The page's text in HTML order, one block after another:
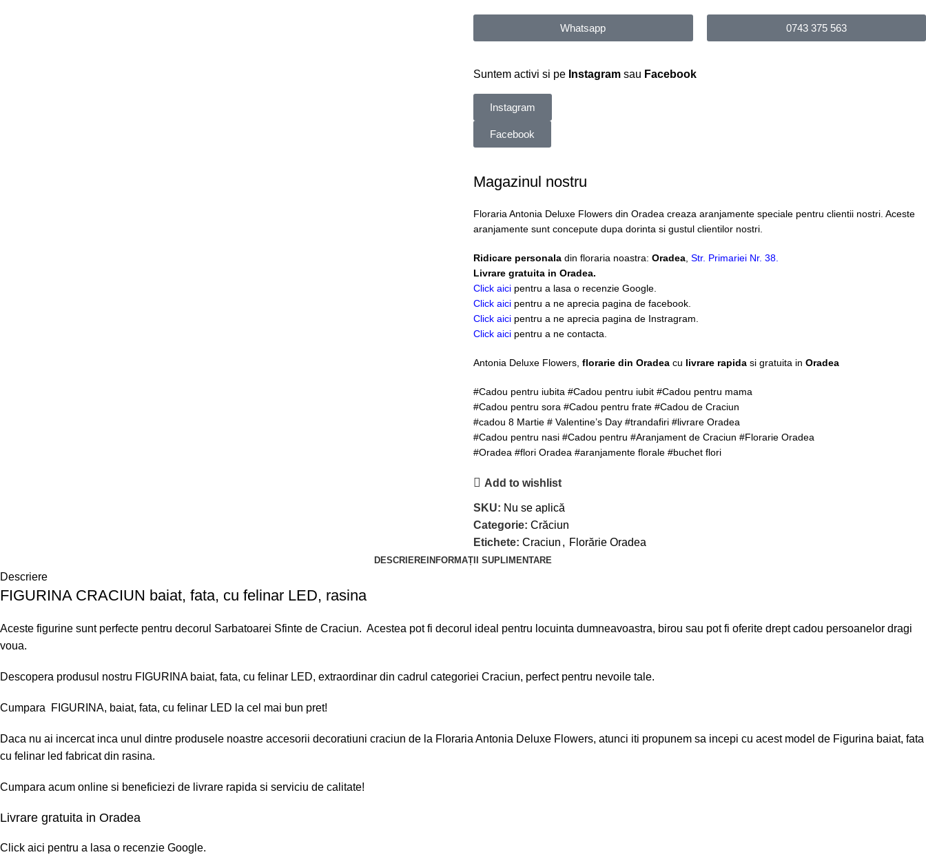
Whatsapp 0743 375 563
Suntem activi si pe Instagram sau Facebook
Instagram
Facebook
Magazinul nostru
Floraria Antonia Deluxe Flowers din Oradea creaza aranjamente speciale pentru clientii nostri. Aceste
aranjamente sunt concepute dupa dorinta si gustul clientilor nostri.
Ridicare personala din floraria noastra: Oradea, Str. Primariei Nr. 38.
Livrare gratuita in Oradea.
Click aici pentru a lasa o recenzie Google.
Click aici pentru a ne aprecia pagina de facebook.
Click aici pentru a ne aprecia pagina de Instragram.
Click aici pentru a ne contacta.
Antonia Deluxe Flowers, florarie din Oradea cu livrare rapida si gratuita in Oradea
#Cadou pentru iubita #Cadou pentru iubit #Cadou pentru mama
#Cadou pentru sora #Cadou pentru frate #Cadou de Craciun
#cadou 8 Martie # Valentine’s Day #trandafiri #livrare Oradea
#Cadou pentru nasi #Cadou pentru #Aranjament de Craciun #Florarie Oradea
#Oradea #flori Oradea #aranjamente florale #buchet flori
Add to wishlist
SKU: Nu se aplică
Categorie: Crăciun
Etichete: Craciun , Florărie Oradea
DESCRIERE INFORMAȚII SUPLIMENTARE
Descriere
FIGURINA CRACIUN baiat, fata, cu felinar LED, rasina
Aceste figurine sunt perfecte pentru decorul Sarbatoarei Sfinte de Craciun. Acestea pot fi decorul ideal pentru locuinta dumneavoastra, birou sau pot fi oferite drept cadou persoanelor dragi
voua.
Descopera produsul nostru FIGURINA baiat, fata, cu felinar LED, extraordinar din cadrul categoriei Craciun, perfect pentru nevoile tale.
Cumpara FIGURINA, baiat, fata, cu felinar LED la cel mai bun pret!
Daca nu ai incercat inca unul dintre produsele noastre accesorii decoratiuni craciun de la Floraria Antonia Deluxe Flowers, atunci iti propunem sa incepi cu acest model de Figurina baiat, fata
cu felinar led fabricat din rasina.
Cumpara acum online si beneficiezi de livrare rapida si serviciu de calitate!
Livrare gratuita in Oradea
Click aici pentru a lasa o recenzie Google.